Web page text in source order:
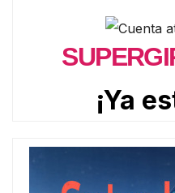
¡Ya